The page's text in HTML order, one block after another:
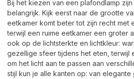
Bij het kiezen van een plafondlamp
belangrijk. Kijk eerst naar de grootte
eetkamer komt beter tot zijn recht met
terwijl een ruime eetkamer een groter
ook op de lichtsterkte en lichtkleur:
gezellige sfeer tijdens het eten, terwijl
om het licht aan te passen aan
stijl kun je alle kanten op: van elegante